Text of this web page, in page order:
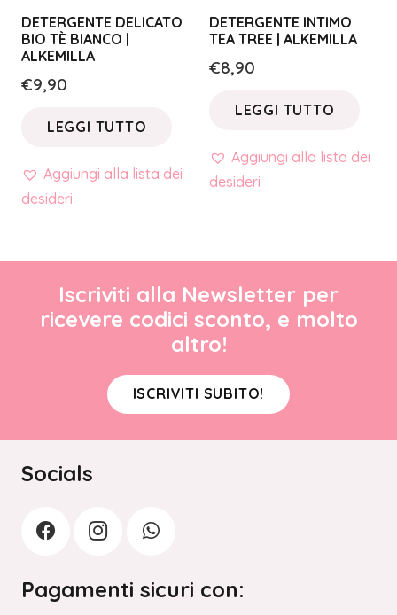
DETERGENTE DELICATO
BIO TÈ BIANCO |
ALKEMILLA
€9,90
LEGGI TUTTO
Aggiungi alla lista dei
desideri
DETERGENTE INTIMO
TEA TREE | ALKEMILLA
€8,90
LEGGI TUTTO
Aggiungi alla lista dei
desideri
Iscriviti alla Newsletter per
ricevere codici sconto, e molto
altro!
ISCRIVITI SUBITO!
Socials
Pagamenti sicuri con: